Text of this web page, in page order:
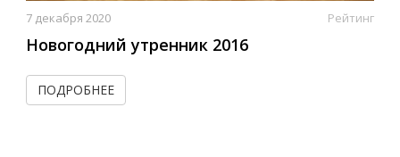
7 декабря 2020 Рейтинг
Новогодний утренник 2016
ПОДРОБНЕЕ